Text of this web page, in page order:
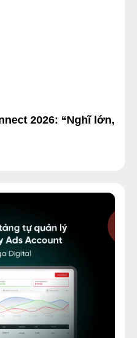
2026: “Nghĩ lớn,